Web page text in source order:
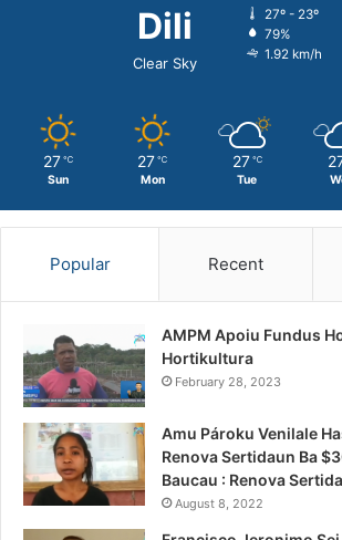
Dili
Clear Sky
27º - 23º
79%
1.92 km/h
27 ℃
Sun
27 ℃
Mon
27 ℃
Tue
Popular Recent
AMPM Apoiu Fundus
Hortikultura
February 28, 2023
Amu Pároku Venilale
Renova Sertidaun Ba
Baucau : Renova
August 8, 2022